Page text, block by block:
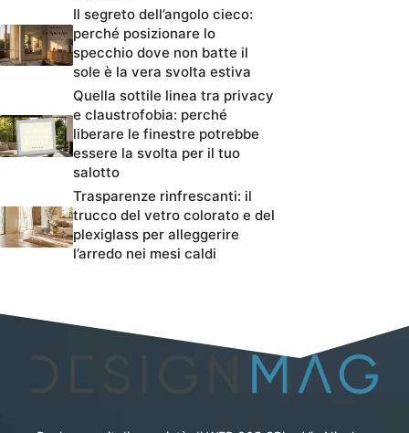
Il segreto dell’angolo cieco:
perché posizionare lo
specchio dove non batte il
sole è la vera svolta estiva
Quella sottile linea tra privacy
e claustrofobia: perché
liberare le finestre potrebbe
essere la svolta per il tuo
salotto
Trasparenze rinfrescanti: il
trucco del vetro colorato e del
plexiglass per alleggerire
l’arredo nei mesi caldi